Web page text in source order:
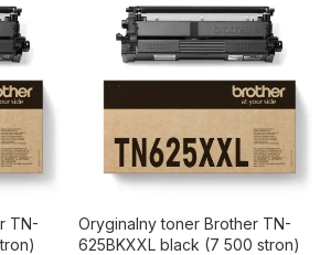
TN-
Oryginalny toner Brother TN-
625BKXXL black (7 500 stron)